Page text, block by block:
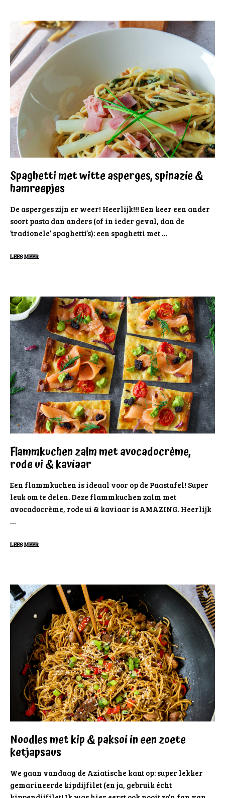
Spaghetti met witte asperges, spinazie &
hamreepjes
De asperges zijn er weer! Heerlijk!!! Een keer een ander
soort pasta dan anders (of in ieder geval, dan de
’tradionele’ spaghetti’s): een spaghetti met …
LEES MEER
Flammkuchen zalm met avocadocrème,
rode ui & kaviaar
Een flammkuchen is ideaal voor op de Paastafel! Super
leuk om te delen. Deze flammkuchen zalm met
avocadocrème, rode ui & kaviaar is AMAZING. Heerlijk
…
LEES MEER
Noodles met kip & paksoi in een zoete
ketjapsaus
We gaan vandaag de Aziatische kant op: super lekker
gemarineerde kipdijfilet (en ja, gebruik écht